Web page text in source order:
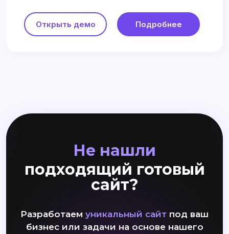
Открыть демо Подробнее
Не нашли
подходящий готовый
сайт?
Разработаем уникальный сайт под ваш
бизнес или задачи на основе нашего